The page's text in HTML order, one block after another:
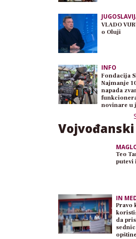
VLADO
o Oluji
INFO
Fondacija
Najmanje
napada
novinare u
Teo
putevi
IN
Pravo
da
opštine